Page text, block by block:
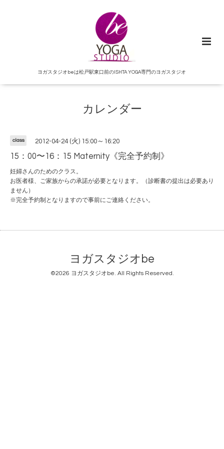
ヨガスタジオbeは松戸駅東口前のISHTA YOGA専門のヨガスタジオ
カレンダー
class 2012-04-24 (火) 15:00～16:20
15：00〜16：15 Maternity《完全予約制》
妊婦さんのためのクラス。
お医者様、ご家族からの承諾が必要となります。（診断書の提出は必要あり
ません）
※完全予約制となりますので事前にご連絡ください。
ヨガスタジオbe
©2026 ヨガスタジオbe. All Rights Reserved.